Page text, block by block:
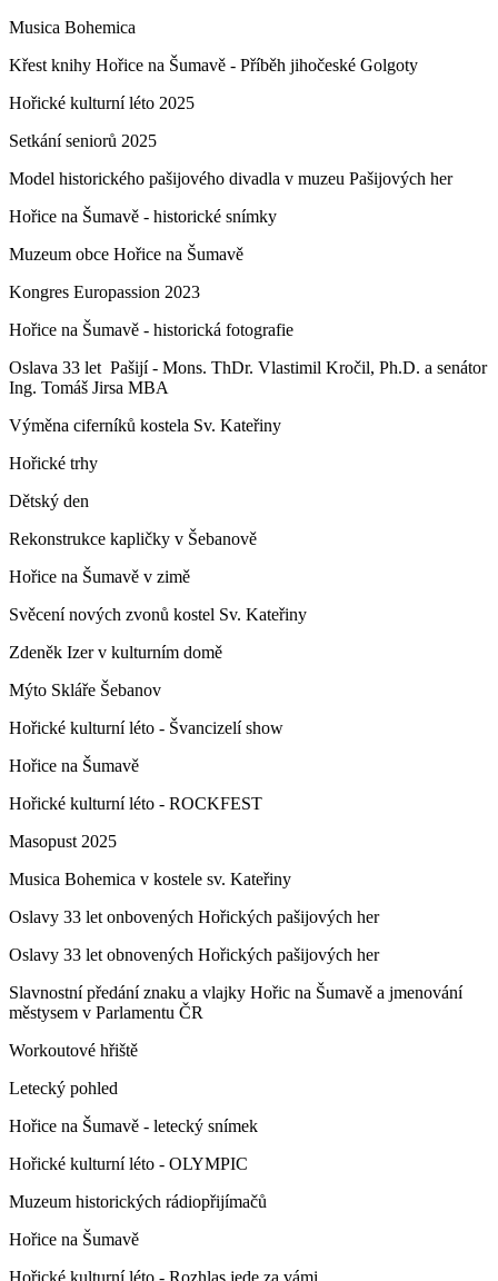
Musica Bohemica
Křest knihy Hořice na Šumavě - Příběh jihočeské Golgoty
Hořické kulturní léto 2025
Setkání seniorů 2025
Model historického pašijového divadla v muzeu Pašijových her
Hořice na Šumavě - historické snímky
Muzeum obce Hořice na Šumavě
Kongres Europassion 2023
Hořice na Šumavě - historická fotografie
Oslava 33 let Pašijí - Mons. ThDr. Vlastimil Kročil, Ph.D. a senátor
Ing. Tomáš Jirsa MBA
Výměna ciferníků kostela Sv. Kateřiny
Hořické trhy
Dětský den
Rekonstrukce kapličky v Šebanově
Hořice na Šumavě v zimě
Svěcení nových zvonů kostel Sv. Kateřiny
Zdeněk Izer v kulturním domě
Mýto Skláře Šebanov
Hořické kulturní léto - Švancizelí show
Hořice na Šumavě
Hořické kulturní léto - ROCKFEST
Masopust 2025
Musica Bohemica v kostele sv. Kateřiny
Oslavy 33 let onbovených Hořických pašijových her
Oslavy 33 let obnovených Hořických pašijových her
Slavnostní předání znaku a vlajky Hořic na Šumavě a jmenování
městysem v Parlamentu ČR
Workoutové hřiště
Letecký pohled
Hořice na Šumavě - letecký snímek
Hořické kulturní léto - OLYMPIC
Muzeum historických rádiopřijímačů
Hořice na Šumavě
Hořické kulturní léto - Rozhlas jede za vámi